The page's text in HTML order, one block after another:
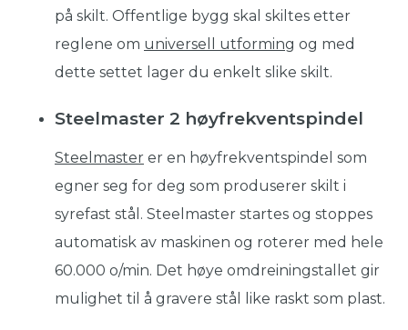
på skilt. Offentlige bygg skal skiltes etter
reglene om universell utforming og med
dette settet lager du enkelt slike skilt.
Steelmaster 2 høyfrekventspindel
Steelmaster er en høyfrekventspindel som
egner seg for deg som produserer skilt i
syrefast stål. Steelmaster startes og stoppes
automatisk av maskinen og roterer med hele
60.000 o/min. Det høye omdreiningstallet gir
mulighet til å gravere stål like raskt som plast.